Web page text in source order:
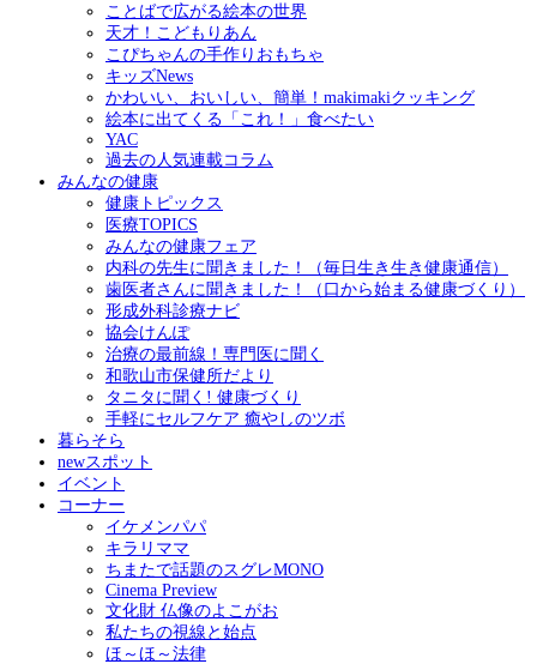
ことばで広がる絵本の世界
天才！こどもりあん
こぴちゃんの手作りおもちゃ
キッズNews
かわいい、おいしい、簡単！makimakiクッキング
絵本に出てくる「これ！」食べたい
YAC
過去の人気連載コラム
みんなの健康
健康トピックス
医療TOPICS
みんなの健康フェア
内科の先生に聞きました！（毎日生き生き健康通信）
歯医者さんに聞きました！（口から始まる健康づくり）
形成外科診療ナビ
協会けんぽ
治療の最前線！専門医に聞く
和歌山市保健所だより
タニタに聞く! 健康づくり
手軽にセルフケア 癒やしのツボ
暮らそら
newスポット
イベント
コーナー
イケメンパパ
キラリママ
ちまたで話題のスグレMONO
Cinema Preview
文化財 仏像のよこがお
私たちの視線と始点
ほ～ほ～法律